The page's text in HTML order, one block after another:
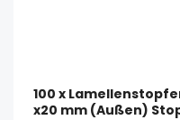
100 x
x20 mm (Außen)